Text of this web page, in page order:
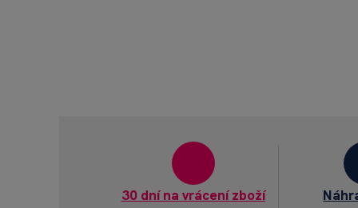
30 dní na vrácení zboží